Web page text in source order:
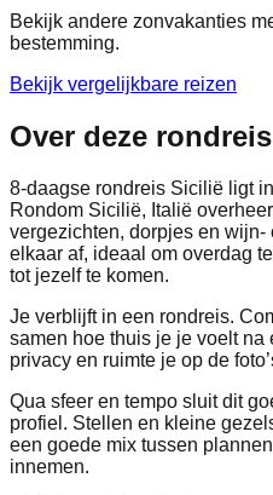
Bekijk andere zonvakanties
bestemming.
Bekijk vergelijkbare reizen
Over deze rondreis
8-daagse rondreis Sicilië ligt
Rondom Sicilië, Italië
vergezichten, dorpjes en
elkaar af, ideaal om overdag
tot jezelf te komen.
Je verblijft in een rondreis.
samen hoe thuis je je voelt na
privacy en ruimte je op de
Qua sfeer en tempo sluit dit
profiel. Stellen en kleine
een goede mix tussen
innemen.